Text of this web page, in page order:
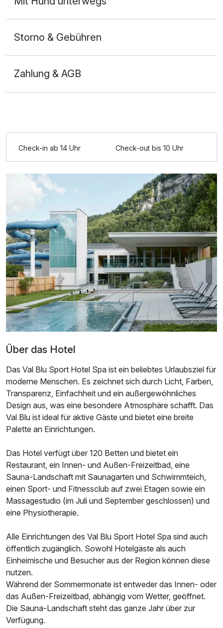
Ausstattung
Für 4 Tage p.P. ab351,00 €
Doppelzimmer Gartenblick
2 Erwachsene und 2 Kinder
Ausstattung
Für 4 Tage p.P. ab426,00 €
Doppelzimmer Panorama
2 Erwachsene
Ausstattung
Für 4 Tage
Storno & Gebühren
Zahlung & AGB
Check-in ab 14 Uhr Check-out bis 10 Uhr
Über das Hotel
Das Val Blu Sport Hotel Spa ist ein beliebtes Urlaubsziel für
moderne Menschen. Es zeichnet sich durch Licht, Farben,
Transparenz, Einfachheit und ein außergewöhnliches
Design aus, was eine besondere Atmosphäre schafft. Das
Val Blu ist ideal für aktive Gäste und bietet eine breite
Palette an Einrichtungen.
Das Hotel verfügt über 120 Betten und bietet ein
Restaurant, ein Innen- und Außen-Freizeitbad, eine
Sauna-Landschaft mit Saunagarten und Schwimmteich,
einen Sport- und Fitnessclub auf zwei Etagen sowie ein
Massagestudio (im Juli und September geschlossen) und
eine Physiotherapie.
Alle Einrichtungen des Val Blu Sport Hotel Spa sind auch
öffentlich zugänglich. Sowohl Hotelgäste als auch
Einheimische und Besucher aus der Region können diese
nutzen.
Während der Sommermonate ist entweder das Innen- oder
das Außen-Freizeitbad, abhängig vom Wetter, geöffnet.
Die Sauna-Landschaft steht das ganze Jahr über zur
Verfügung.